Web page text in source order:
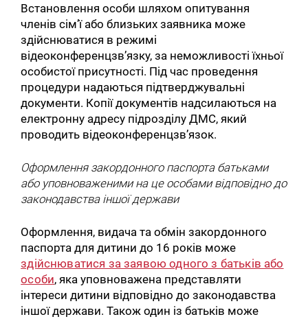
Встановлення особи шляхом опитування
членів сім’ї або близьких заявника може
здійснюватися в режимі
відеоконференцзв’язку, за неможливості їхньої
особистої присутності. Під час проведення
процедури надаються підтверджувальні
документи. Копії документів надсилаються на
електронну адресу підрозділу ДМС, який
проводить відеоконференцзв’язок.
Оформлення закордонного паспорта батьками
або уповноваженими на це особами відповідно до
законодавства іншої держави
Оформлення, видача та обмін закордонного
паспорта для дитини до 16 років може
здійснюватися за заявою одного з батьків або
особи, яка уповноважена представляти
інтереси дитини відповідно до законодавства
іншої держави. Також один із батьків може